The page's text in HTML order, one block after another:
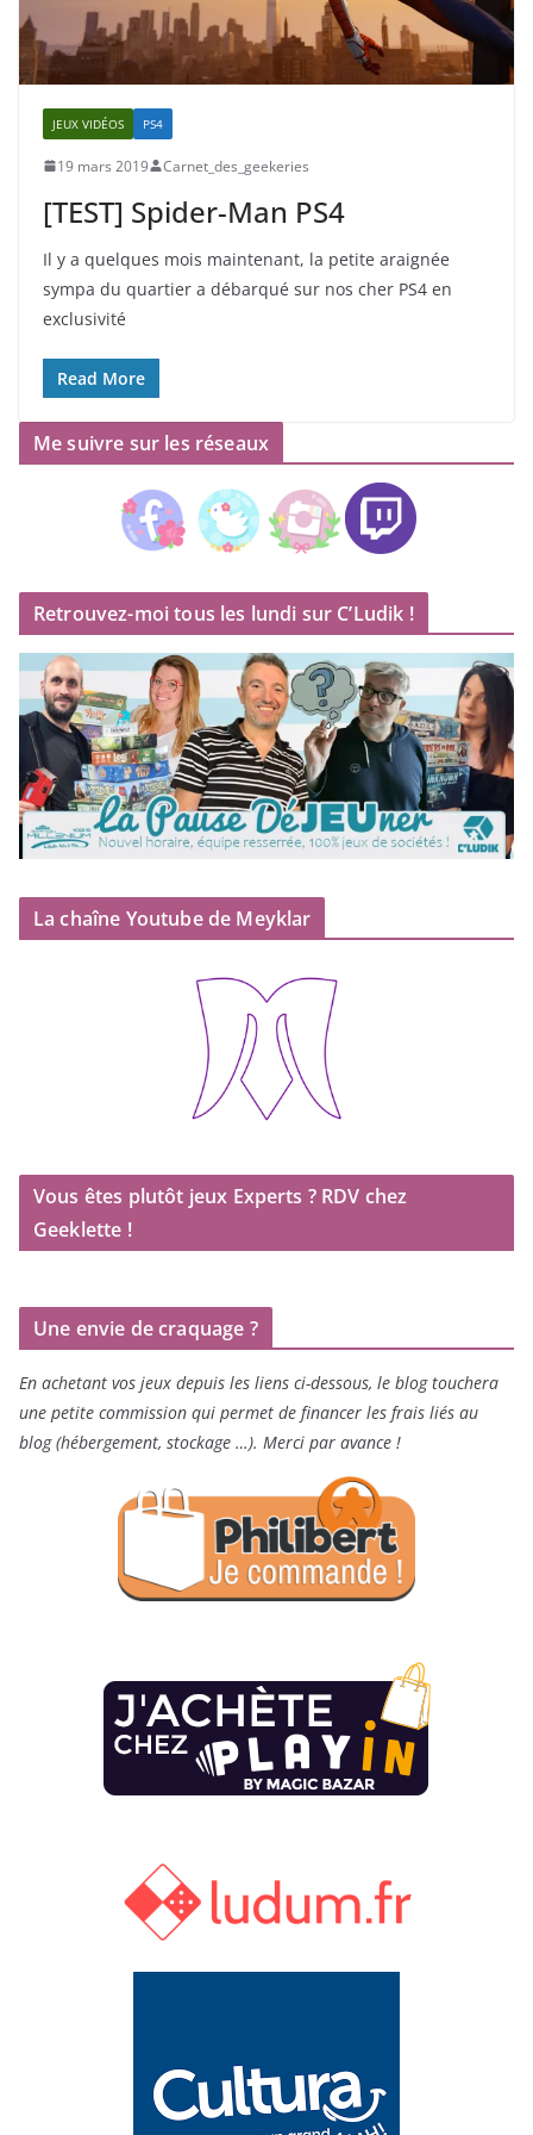
JEUX VIDÉOS PS4
19 mars 2019 Carnet_des_geekeries
[TEST] Spider-Man PS4
Il y a quelques mois maintenant, la petite araignée
sympa du quartier a débarqué sur nos cher PS4 en
exclusivité
Read More
Me suivre sur les réseaux
Retrouvez-moi tous les lundi sur C’Ludik !
La chaîne Youtube de Meyklar
Vous êtes plutôt jeux Experts ? RDV chez
Geeklette !
Une envie de craquage ?
En achetant vos jeux depuis les liens ci-dessous, le blog touchera
une petite commission qui permet de financer les frais liés au
blog (hébergement, stockage …). Merci par avance !